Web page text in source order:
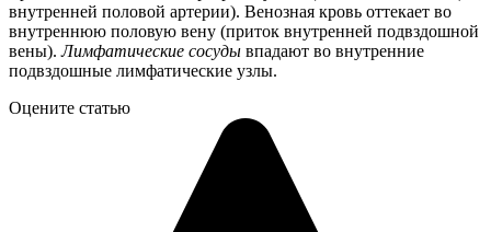
внутренней половой артерии). Венозная кровь оттекает во
внутреннюю половую вену (приток внутренней подвздошной
вены).Лимфатические сосуды впадают во внутренние
подвздошные лимфатические узлы.
Оцените статью